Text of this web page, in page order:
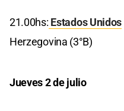
21.00hs: Estados Unidos
Herzegovina (3°B)
Jueves 2 de julio